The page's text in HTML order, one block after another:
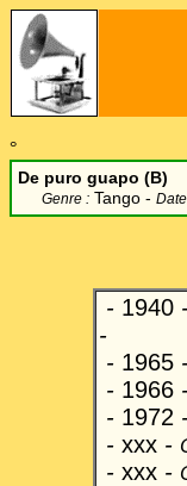
°
De puro guapo (B)
Genre : Tango -
- 1940
-
- 1965
- 1966
- 1972
- xxx -
- xxx -